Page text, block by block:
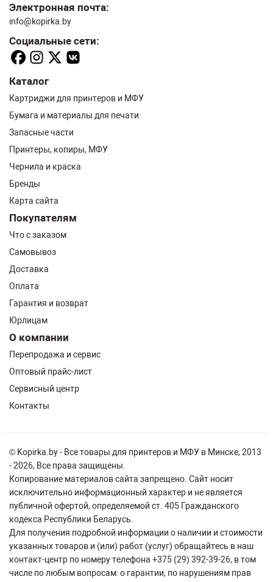
Электронная почта:
info@kopirka.by
Социальные сети:
Каталог
Картриджи для принтеров и МФУ
Бумага и материалы для печати
Запасные части
Принтеры, копиры, МФУ
Чернила и краска
Бренды
Карта сайта
Покупателям
Что с заказом
Самовывоз
Доставка
Оплата
Гарантия и возврат
Юрлицам
О компании
Перепродажа и сервис
Оптовый прайс-лист
Сервисный центр
Контакты
© Kopirka.by - Все товары для принтеров и МФУ в Минске, 2013
- 2026, Все права защищены.
Копирование материалов сайта запрещено. Сайт носит
исключительно информационный характер и не является
публичной офертой, определяемой ст. 405 Гражданского
кодекса Республики Беларусь.
Для получения подробной информации о наличии и стоимости
указанных товаров и (или) работ (услуг) обращайтесь в наш
контакт-центр по номеру телефона +375 (29) 392-39-26, в том
числе по любым вопросам: о гарантии, по нарушениям прав